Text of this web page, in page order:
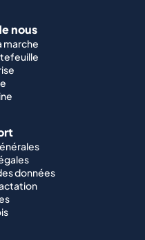
nous
marche
données